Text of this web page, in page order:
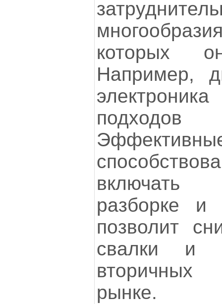
которых
Например,
подходов
включать
разборке и
позволит
свалки и
рынке.